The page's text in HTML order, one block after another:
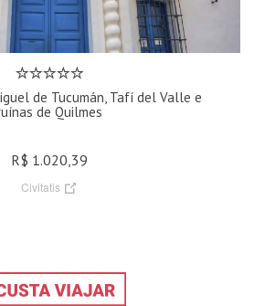
de Tucumán, Tafí del Valle e
de Quilmes
R$ 1.020,39
Civitatis